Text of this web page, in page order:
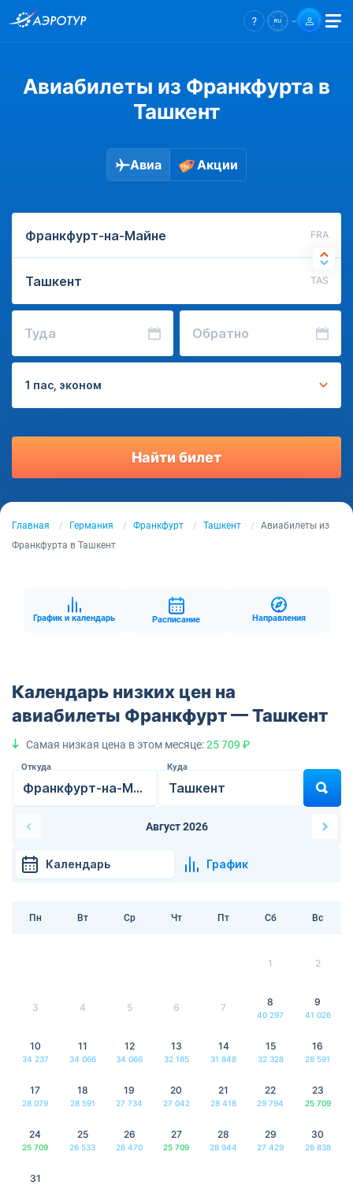
Авиабилеты из Франкфурта в
Ташкент
Авиа Акции
FRA
TAS
Туда Обратно
1 пас, эконом
Найти билет
Главная Германия Франкфурт Ташкент
Авиабилеты из
Франкфурта в Ташкент
График и календарь Расписание Направления
Календарь низких цен на
авиабилеты Франкфурт — Ташкент
Самая низкая цена в этом месяце:25 709 ₽
Откуда Куда
Август 2026
Календарь График
Пн Вт Ср Чт Пт Сб Вс
1 2
3 4 5 6 7 8
40 297
9
41 026
10
34 237
11
34 066
12
34 066
13
32 185
14
31 848
15
32 328
16
28 591
17
28 079
18
28 591
19
27 734
20
27 042
21
28 418
22
29 794
23
25 709
24
25 709
25
26 533
26
28 470
27
25 709
28
28 944
29
27 429
30
26 838
31